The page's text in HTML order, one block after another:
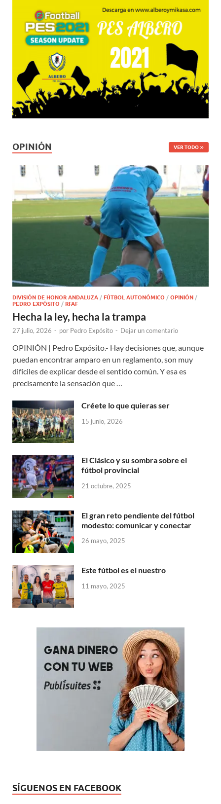
OPINIÓN VER TODO
DIVISIÓN DE HONOR ANDALUZA / FÚTBOL AUTONÓMICO / OPINIÓN /
PEDRO EXPÓSITO / RFAF
Hecha la ley, hecha la trampa
27 julio, 2026 - por Pedro Expósito - Dejar un comentario
OPINIÓN | Pedro Expósito.- Hay decisiones que, aunque
puedan encontrar amparo en un reglamento, son muy
difíciles de explicar desde el sentido común. Y esa es
precisamente la sensación que …
Créete lo que quieras ser
15 junio, 2026
El Clásico y su sombra sobre el
fútbol provincial
21 octubre, 2025
El gran reto pendiente del fútbol
modesto: comunicar y conectar
26 mayo, 2025
Este fútbol es el nuestro
11 mayo, 2025
SÍGUENOS EN FACEBOOK